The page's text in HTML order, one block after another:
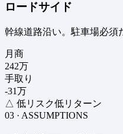
ロードサイド
幹線道路沿い。駐車場必須
月商
242万
手取り
-31万
△ 低リスク低リターン
03 · ASSUMPTIONS